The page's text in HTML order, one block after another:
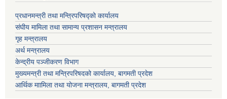
प्रधानमन्त्री तथा मन्त्रिपरिषद्को कार्यालय
संघीय मामिला तथा सामान्य प्रशासन मन्त्रालय
गृह मन्त्रालय
अर्थ मन्त्रालय
केन्द्रीय पञ्जीकरण विभाग
मुख्यमन्त्री तथा मन्त्रिपरिषदको कार्यालय, बागमती प्रदेश
आर्थिक माामिला तथा योजना मन्त्रालय, बागमती प्रदेश